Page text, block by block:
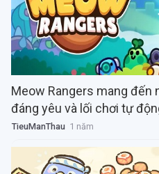
Meow Rangers mang đến
đáng yêu và lối chơi tự
TieuManThau 1 năm